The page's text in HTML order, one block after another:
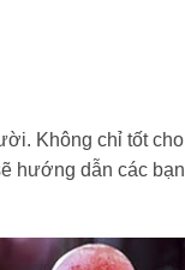
Không chỉ tốt
hướng dẫn các